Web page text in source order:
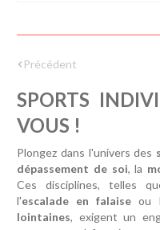
Précédent
SPORTS
VOUS !
Plongez dans l'univers des
dépassement de soi, la
Ces disciplines, telles
l'escalade en falaiseou
lointaines, exigent un